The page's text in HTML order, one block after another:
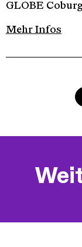
GLOBE Coburg
Mehr Infos